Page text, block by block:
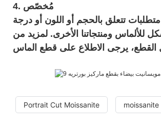
4. مُخصّص
تتعلق بالحجم أو اللون أو درجة
للألماس ومنتجاتنا الأخرى. لمزيد من
القطع، يرجى الاطلاع على قطع الماس
Portrait Cut Moissanite moissanite